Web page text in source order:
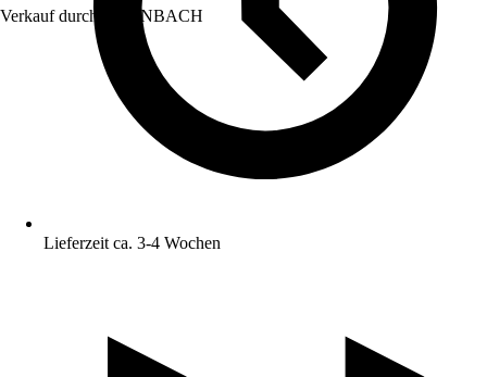
Verkauf durch: HORNBACH
Lieferzeit ca. 3-4 Wochen